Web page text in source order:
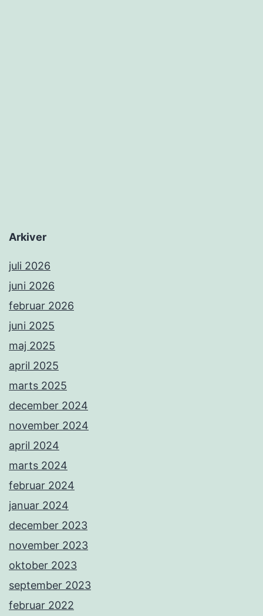
Arkiver
juli 2026
juni 2026
februar 2026
juni 2025
maj 2025
april 2025
marts 2025
december 2024
november 2024
april 2024
marts 2024
februar 2024
januar 2024
december 2023
november 2023
oktober 2023
september 2023
februar 2022